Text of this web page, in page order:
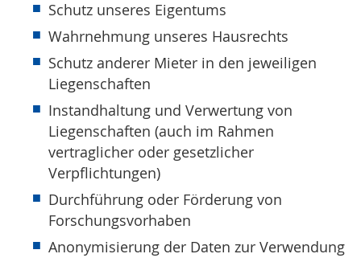
Schutz unseres Eigentums
Wahrnehmung unseres Hausrechts
Schutz anderer Mieter in den jeweiligen
Liegenschaften
Instandhaltung und Verwertung von
Liegenschaften (auch im Rahmen
vertraglicher oder gesetzlicher
Verpflichtungen)
Durchführung oder Förderung von
Forschungsvorhaben
Anonymisierung der Daten zur Verwendung